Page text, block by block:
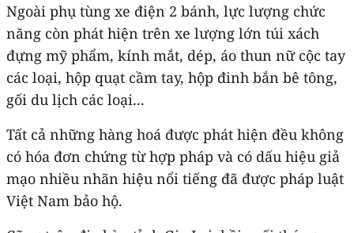
Ngoài phụ tùng xe điện 2 bánh, lực lượng chức
năng còn phát hiện trên xe lượng lớn túi xách
đựng mỹ phẩm, kính mắt, dép, áo thun nữ cộc tay
các loại, hộp quạt cầm tay, hộp đinh bắn bê tông,
gối du lịch các loại...
Tất cả những hàng hoá được phát hiện đều không
có hóa đơn chứng từ hợp pháp và có dấu hiệu giả
mạo nhiều nhãn hiệu nổi tiếng đã được pháp luật
Việt Nam bảo hộ.